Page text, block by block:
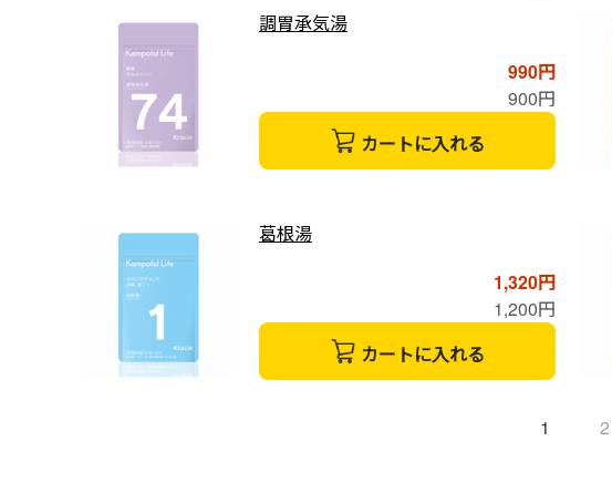
調胃承気湯
990円
900円
カートに入れる
葛根湯
1,320円
1,200円
カートに入れる
1 2